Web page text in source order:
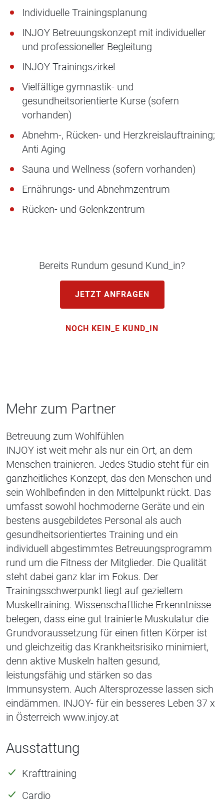
Individuelle Trainingsplanung
INJOY Betreuungskonzept mit individueller
und professioneller Begleitung
INJOY Trainingszirkel
Vielfältige gymnastik- und
gesundheitsorientierte Kurse (sofern
vorhanden)
Abnehm-, Rücken- und Herzkreislauftraining;
Anti Aging
Sauna und Wellness (sofern vorhanden)
Ernährungs- und Abnehmzentrum
Rücken- und Gelenkzentrum
Bereits Rundum gesund Kund_in?
JETZT ANFRAGEN
NOCH KEIN_E KUND_IN
Mehr zum Partner
Betreuung zum Wohlfühlen
INJOY ist weit mehr als nur ein Ort, an dem
Menschen trainieren. Jedes Studio steht für ein
ganzheitliches Konzept, das den Menschen und
sein Wohlbefinden in den Mittelpunkt rückt. Das
umfasst sowohl hochmoderne Geräte und ein
bestens ausgebildetes Personal als auch
gesundheitsorientiertes Training und ein
individuell abgestimmtes Betreuungsprogramm
rund um die Fitness der Mitglieder. Die Qualität
steht dabei ganz klar im Fokus. Der
Trainingsschwerpunkt liegt auf gezieltem
Muskeltraining. Wissenschaftliche Erkenntnisse
belegen, dass eine gut trainierte Muskulatur die
Grundvoraussetzung für einen fitten Körper ist
und gleichzeitig das Krankheitsrisiko minimiert,
denn aktive Muskeln halten gesund,
leistungsfähig und stärken so das
Immunsystem. Auch Altersprozesse lassen sich
eindämmen. INJOY- für ein besseres Leben 37 x
in Österreich www.injoy.at
Ausstattung
Krafttraining
Cardio